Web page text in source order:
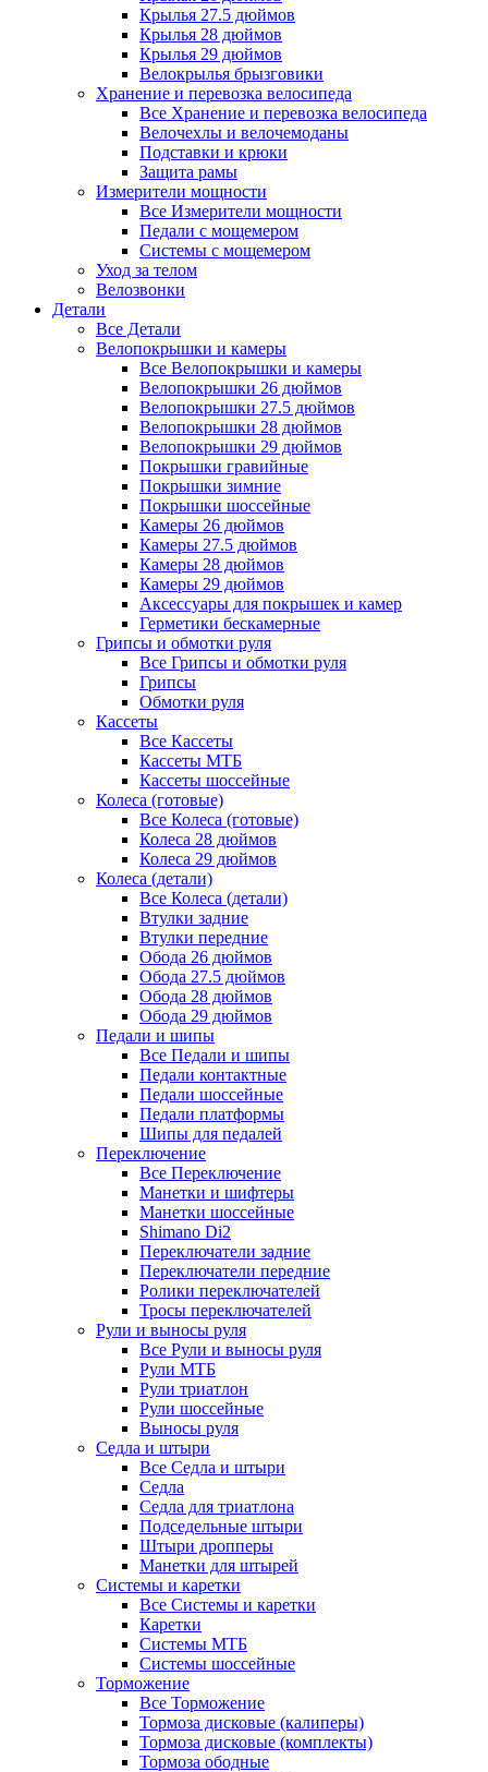
Крылья 27.5 дюймов
Крылья 28 дюймов
Крылья 29 дюймов
Велокрылья брызговики
Хранение и перевозка велосипеда
Все Хранение и перевозка велосипеда
Велочехлы и велочемоданы
Подставки и крюки
Защита рамы
Измерители мощности
Все Измерители мощности
Педали с мощемером
Системы с мощемером
Уход за телом
Велозвонки
Детали
Все Детали
Велопокрышки и камеры
Все Велопокрышки и камеры
Велопокрышки 26 дюймов
Велопокрышки 27.5 дюймов
Велопокрышки 28 дюймов
Велопокрышки 29 дюймов
Покрышки гравийные
Покрышки зимние
Покрышки шоссейные
Камеры 26 дюймов
Камеры 27.5 дюймов
Камеры 28 дюймов
Камеры 29 дюймов
Аксессуары для покрышек и камер
Герметики бескамерные
Грипсы и обмотки руля
Все Грипсы и обмотки руля
Грипсы
Обмотки руля
Кассеты
Все Кассеты
Кассеты МТБ
Кассеты шоссейные
Колеса (готовые)
Все Колеса (готовые)
Колеса 28 дюймов
Колеса 29 дюймов
Колеса (детали)
Все Колеса (детали)
Втулки задние
Втулки передние
Обода 26 дюймов
Обода 27.5 дюймов
Обода 28 дюймов
Обода 29 дюймов
Педали и шипы
Все Педали и шипы
Педали контактные
Педали шоссейные
Педали платформы
Шипы для педалей
Переключение
Все Переключение
Манетки и шифтеры
Манетки шоссейные
Shimano Di2
Переключатели задние
Переключатели передние
Ролики переключателей
Тросы переключателей
Рули и выносы руля
Все Рули и выносы руля
Рули МТБ
Рули триатлон
Рули шоссейные
Выносы руля
Седла и штыри
Все Седла и штыри
Седла
Седла для триатлона
Подседельные штыри
Штыри дропперы
Манетки для штырей
Системы и каретки
Все Системы и каретки
Каретки
Системы МТБ
Системы шоссейные
Торможение
Все Торможение
Тормоза дисковые (калиперы)
Тормоза дисковые (комплекты)
Тормоза ободные